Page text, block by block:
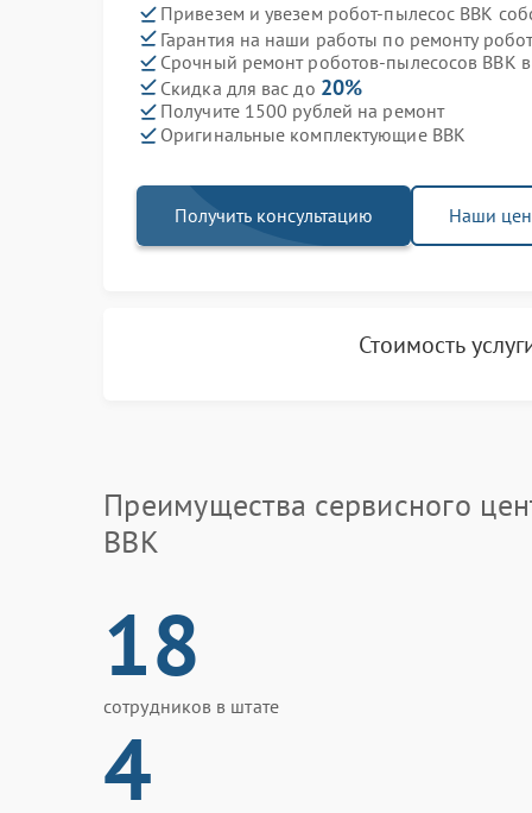
Привезем и увезем робот-пылесос BBK
Гарантия на наши работы по ремонту
Срочный ремонт роботов-пылесосов BBK в
Скидка для вас до 20%
Получите 1500 рублей на ремонт
Оригинальные комплектующие BBK
Получить консультацию Наши
Стоимость
Преимущества сервисного
BBK
18
сотрудников в штате
4